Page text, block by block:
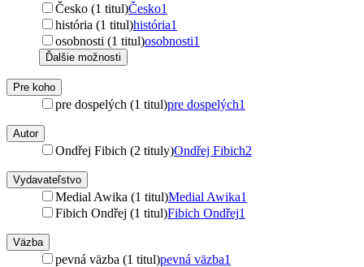
Česko (1 titul)Česko1
história (1 titul)história1
osobnosti (1 titul)osobnosti1
Ďalšie možnosti
Pre koho
pre dospelých (1 titul)pre dospelých1
Autor
Ondřej Fibich (2 tituly)Ondřej Fibich2
Vydavateľstvo
Medial Awika (1 titul)Medial Awika1
Fibich Ondřej (1 titul)Fibich Ondřej1
Väzba
pevná väzba (1 titul)pevná väzba1